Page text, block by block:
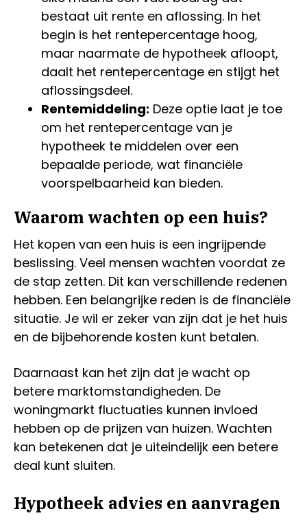
bestaat uit rente en aflossing. In het
begin is het rentepercentage hoog,
maar naarmate de hypotheek afloopt,
daalt het rentepercentage en stijgt het
aflossingsdeel.
Rentemiddeling: Deze optie laat je toe
om het rentepercentage van je
hypotheek te middelen over een
bepaalde periode, wat financiële
voorspelbaarheid kan bieden.
Waarom wachten op een huis?
Het kopen van een huis is een ingrijpende
beslissing. Veel mensen wachten voordat ze
de stap zetten. Dit kan verschillende redenen
hebben. Een belangrijke reden is de financiële
situatie. Je wil er zeker van zijn dat je het huis
en de bijbehorende kosten kunt betalen.
Daarnaast kan het zijn dat je wacht op
betere marktomstandigheden. De
woningmarkt fluctuaties kunnen invloed
hebben op de prijzen van huizen. Wachten
kan betekenen dat je uiteindelijk een betere
deal kunt sluiten.
Hypotheek advies en aanvragen